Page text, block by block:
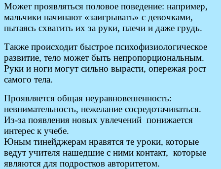
Может проявляться половое поведение: например,
мальчики начинают «заигрывать» с девочками,
пытаясь схватить их за руки, плечи и даже грудь.
Также происходит быстрое психофизиологическое
развитие, тело может быть непропорциональным.
Руки и ноги могут сильно вырасти, опережая рост
самого тела.
Проявляется общая неуравновешенность:
невнимательность, нежелание сосредотачиваться.
Из-за появления новых увлечений понижается
интерес к учебе.
Юным тинейджерам нравятся те уроки, которые
ведут учителя нашедшие с ними контакт, которые
являются для подростков авторитетом.